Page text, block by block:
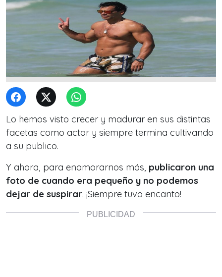
Lo hemos visto crecer y madurar en sus distintas
facetas como actor y siempre termina cultivando
a su publico.
Y ahora, para enamorarnos más, publicaron una
foto de cuando era pequeño y no podemos
dejar de suspirar. ¡Siempre tuvo encanto!